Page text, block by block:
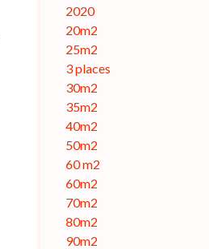
2020
20m2
25m2
3 places
30m2
35m2
40m2
50m2
60 m2
60m2
70m2
80m2
90m2